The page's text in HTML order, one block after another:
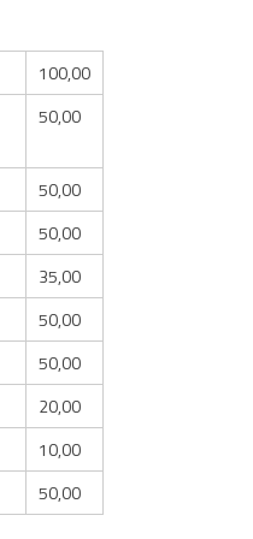
100,00
50,00
50,00
50,00
35,00
50,00
50,00
20,00
10,00
50,00